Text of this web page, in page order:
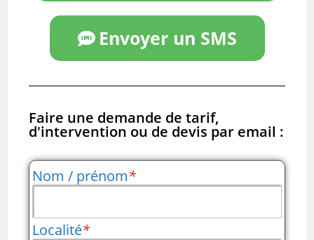
Envoyer un SMS
Faire une demande de tarif,
d'intervention ou de devis par email :
Nom / prénom*
Localité*